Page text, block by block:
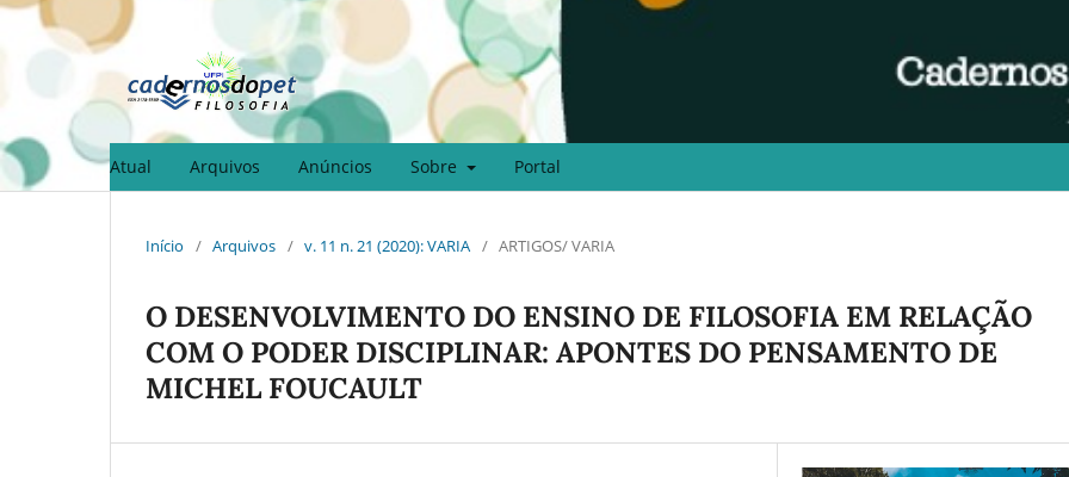
Atual Arquivos Anúncios Sobre Portal
Início / Arquivos / v. 11 n. 21 (2020): VARIA / ARTIGOS/ VARIA
O DESENVOLVIMENTO DO ENSINO DE FILOSOFIA EM RELAÇÃO
COM O PODER DISCIPLINAR: APONTES DO PENSAMENTO DE
MICHEL FOUCAULT